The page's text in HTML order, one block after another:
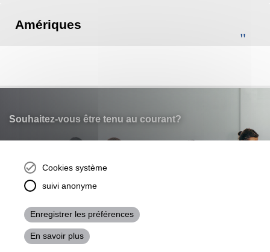
Amériques
Souhaitez-vous être tenu au courant?
NEWSLETTER
Cookies système
suivi anonyme
Enregistrer les préférences
En savoir plus